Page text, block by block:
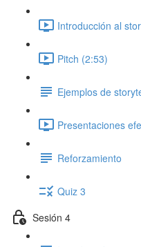
Introducción al
Pitch (2:53)
Ejemplos de
Presentaciones
Reforzamiento
Quiz 3
Sesión 4